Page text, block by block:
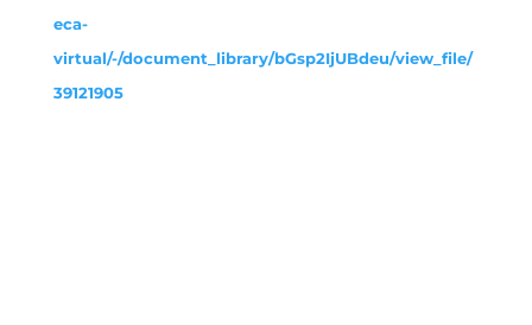
eca-
virtual/-/document_library/bGsp2IjUBdeu/view_file/
39121905